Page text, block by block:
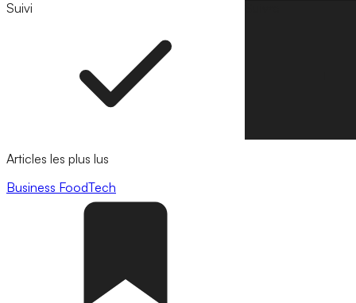
Suivi
Articles les plus lus
Business FoodTech